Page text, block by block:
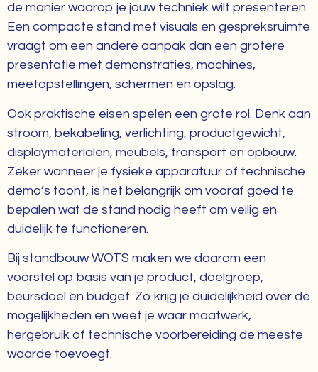
de manier waarop je jouw techniek wilt presenteren.
Een compacte stand met visuals en gespreksruimte
vraagt om een andere aanpak dan een grotere
presentatie met demonstraties, machines,
meetopstellingen, schermen en opslag.
Ook praktische eisen spelen een grote rol. Denk aan
stroom, bekabeling, verlichting, productgewicht,
displaymaterialen, meubels, transport en opbouw.
Zeker wanneer je fysieke apparatuur of technische
demo’s toont, is het belangrijk om vooraf goed te
bepalen wat de stand nodig heeft om veilig en
duidelijk te functioneren.
Bij standbouw WOTS maken we daarom een
voorstel op basis van je product, doelgroep,
beursdoel en budget. Zo krijg je duidelijkheid over de
mogelijkheden en weet je waar maatwerk,
hergebruik of technische voorbereiding de meeste
waarde toevoegt.